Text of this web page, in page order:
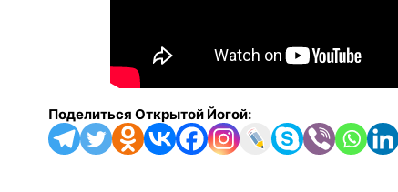
Поделиться Открытой Йогой: